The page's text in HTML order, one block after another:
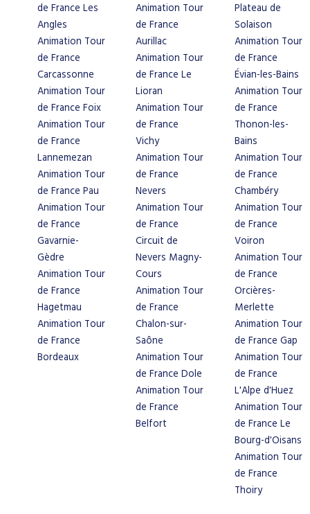
de France Les
Angles
Animation Tour
de France
Carcassonne
Animation Tour
de France Foix
Animation Tour
de France
Lannemezan
Animation Tour
de France Pau
Animation Tour
de France
Gavarnie-
Gèdre
Animation Tour
de France
Hagetmau
Animation Tour
de France
Bordeaux
Animation Tour
de France
Aurillac
Animation Tour
de France Le
Lioran
Animation Tour
de France
Vichy
Animation Tour
de France
Nevers
Animation Tour
de France
Circuit de
Nevers Magny-
Cours
Animation Tour
de France
Chalon-sur-
Saône
Animation Tour
de France Dole
Animation Tour
de France
Belfort
Plateau de
Solaison
Animation Tour
de France
Évian-les-Bains
Animation Tour
de France
Thonon-les-
Bains
Animation Tour
de France
Chambéry
Animation Tour
de France
Voiron
Animation Tour
de France
Orcières-
Merlette
Animation Tour
de France Gap
Animation Tour
de France
L'Alpe d'Huez
Animation Tour
de France Le
Bourg-d'Oisans
Animation Tour
de France
Thoiry